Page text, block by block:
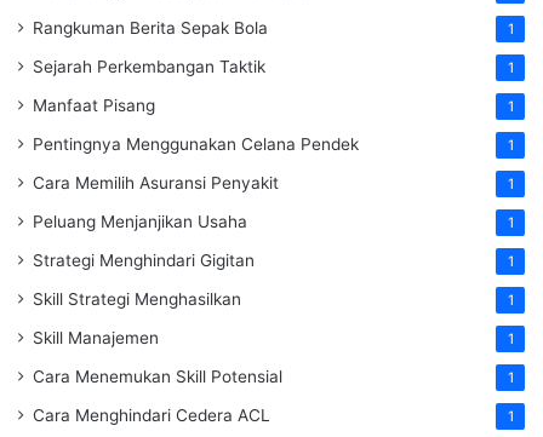
Rangkuman Berita Sepak Bola 1
Sejarah Perkembangan Taktik 1
Manfaat Pisang 1
Pentingnya Menggunakan Celana Pendek 1
Cara Memilih Asuransi Penyakit 1
Peluang Menjanjikan Usaha 1
Strategi Menghindari Gigitan 1
Skill Strategi Menghasilkan 1
Skill Manajemen 1
Cara Menemukan Skill Potensial 1
Cara Menghindari Cedera ACL 1